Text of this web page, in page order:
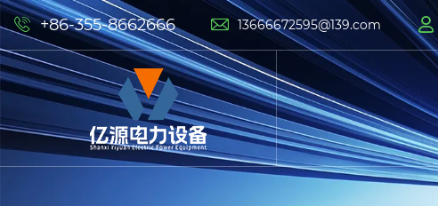
 +86-355-8662666  13666672595@139.com 